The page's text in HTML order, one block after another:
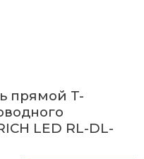
прямой T-
LED RL-DL-